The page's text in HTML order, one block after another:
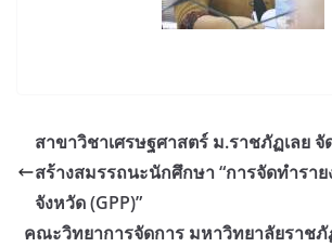
สาขาวิชาเศรษฐศาสตร์ ม.ราชภัฏเลย
สร้างสมรรถนะนักศึกษา “การจัดทำร
จังหวัด (GPP)”
คณะวิทยาการจัดการ มหาวิทยาลัยราชภั